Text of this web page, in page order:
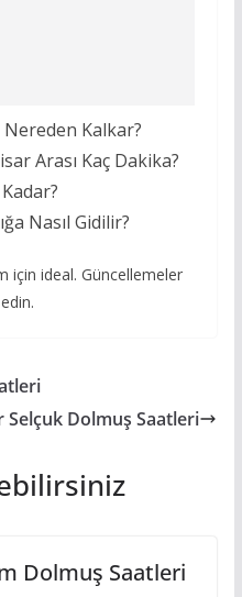
Kalkar?
Arası Kaç Dakika?
Nasıl Gidilir?
için ideal. Güncellemeler
Selçuk Dolmuş Saatleri
Dolmuş Saatleri